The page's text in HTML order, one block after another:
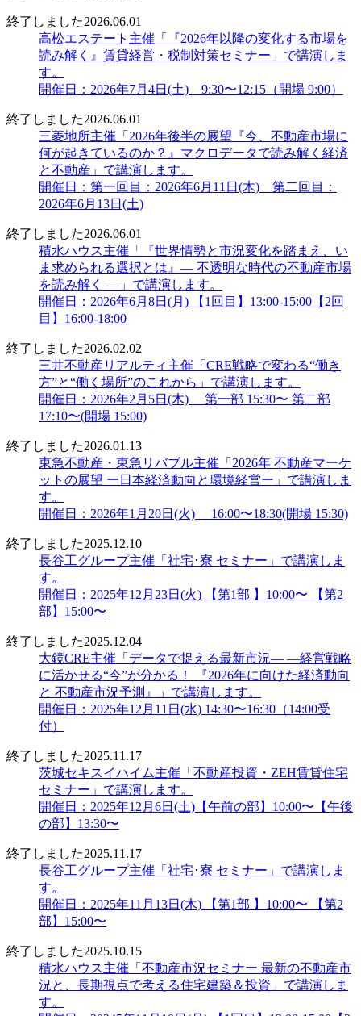
終了しました2026.06.01
高松エステート主催「『2026年以降の変化する市場を
読み解く』賃貸経営・税制対策セミナー」で講演しま
す。
開催日：2026年7月4日(土) 9:30〜12:15（開場 9:00）
終了しました2026.06.01
三菱地所主催「2026年後半の展望『今、不動産市場に
何が起きているのか？』マクロデータで読み解く経済
と不動産」で講演します。
開催日：第一回目：2026年6月11日(木) 第二回目：
2026年6月13日(土)
終了しました2026.06.01
積水ハウス主催「『世界情勢と市況変化を踏まえ、い
ま求められる選択とは』― 不透明な時代の不動産市場
を読み解く ―」で講演します。
開催日：2026年6月8日(月) 【1回目】13:00-15:00【2回
目】16:00-18:00
終了しました2026.02.02
三井不動産リアルティ主催「CRE戦略で変わる“働き
方”と“働く場所”のこれから」で講演します。
開催日：2026年2月5日(木) 第一部 15:30〜 第二部
17:10〜(開場 15:00)
終了しました2026.01.13
東急不動産・東急リバブル主催「2026年 不動産マーケ
ットの展望 ー日本経済動向と環境経営ー」で講演しま
す。
開催日：2026年1月20日(火) 16:00〜18:30(開場 15:30)
終了しました2025.12.10
長谷工グループ主催「社宅･寮 セミナー」で講演しま
す。
開催日：2025年12月23日(火) 【第1部 】10:00〜 【第2
部】15:00〜
終了しました2025.12.04
大鏡CRE主催「データで捉える最新市況― ―経営戦略
に活かせる“今”が分かる！ 『2026年に向けた経済動向
と 不動産市況予測』」で講演します。
開催日：2025年12月11日(水) 14:30〜16:30（14:00受
付）
終了しました2025.11.17
茨城セキスイハイム主催「不動産投資・ZEH賃貸住宅
セミナー」で講演します。
開催日：2025年12月6日(土)【午前の部】10:00〜【午後
の部】13:30〜
終了しました2025.11.17
長谷工グループ主催「社宅･寮 セミナー」で講演しま
す。
開催日：2025年11月13日(木) 【第1部 】10:00〜 【第2
部】15:00〜
終了しました2025.10.15
積水ハウス主催「不動産市況セミナー 最新の不動産市
況と、長期視点で考える住宅建築＆投資」で講演しま
す。